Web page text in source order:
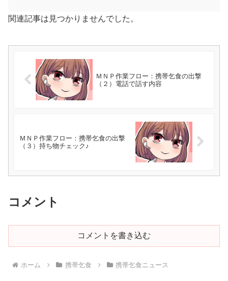
関連記事は見つかりませんでした。
ＭＮＰ作業フロー：携帯乞食の出撃
（２）電話で話す内容
ＭＮＰ作業フロー：携帯乞食の出撃
（３）持ち物チェック♪
コメント
コメントを書き込む
ホーム 携帯乞食 携帯乞食ニュース